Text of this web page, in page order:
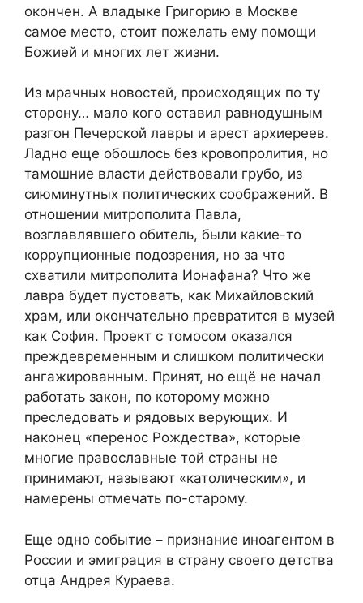
окончен. А владыке Григорию в Москве
самое место, стоит пожелать ему помощи
Божией и многих лет жизни.
Из мрачных новостей, происходящих по ту
сторону… мало кого оставил равнодушным
разгон Печерской лавры и арест архиереев.
Ладно еще обошлось без кровопролития, но
тамошние власти действовали грубо, из
сиюминутных политических соображений. В
отношении митрополита Павла,
возглавлявшего обитель, были какие-то
коррупционные подозрения, но за что
схватили митрополита Ионафана? Что же
лавра будет пустовать, как Михайловский
храм, или окончательно превратится в музей
как София. Проект с томосом оказался
преждевременным и слишком политически
ангажированным. Принят, но ещё не начал
работать закон, по которому можно
преследовать и рядовых верующих. И
наконец «перенос Рождества», которые
многие православные той страны не
принимают, называют «католическим», и
намерены отмечать по-старому.
Еще одно событие – признание иноагентом в
России и эмиграция в страну своего детства
отца Андрея Кураева.